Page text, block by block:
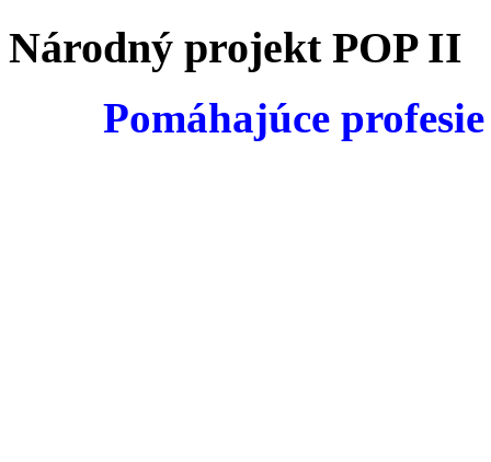
Národný projekt POP II
Pomáhajúce